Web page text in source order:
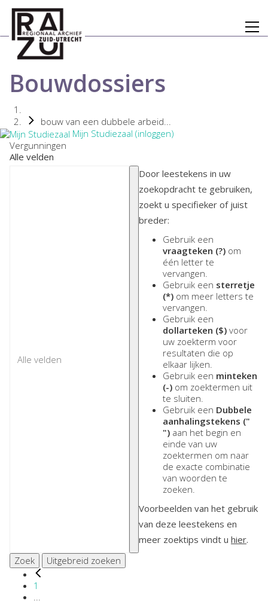
Bouwdossiers
bouw van een dubbele arbeid...
Mijn Studiezaal (inloggen)
Vergunningen
Alle velden
Door leestekens in uw
zoekopdracht te gebruiken,
zoekt u specifieker of juist
breder:
Gebruik een
vraagteken (?) om
één letter te
vervangen.
Gebruik een sterretje
(*) om meer letters te
vervangen.
Gebruik een
dollarteken ($) voor
uw zoekterm voor
resultaten die op
elkaar lijken.
Gebruik een minteken
(-) om zoektermen uit
te sluiten.
Gebruik een Dubbele
aanhalingstekens ("
") aan het begin en
einde van uw
zoektermen om naar
de exacte combinatie
van woorden te
zoeken.
Voorbeelden van het gebruik
van deze leestekens en
meer zoektips vindt u hier.
Zoek
Uitgebreid zoeken
1